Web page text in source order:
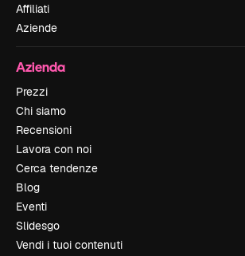
Affiliati
Aziende
Azienda
Prezzi
Chi siamo
Recensioni
Lavora con noi
Cerca tendenze
Blog
Eventi
Slidesgo
Vendi i tuoi contenuti